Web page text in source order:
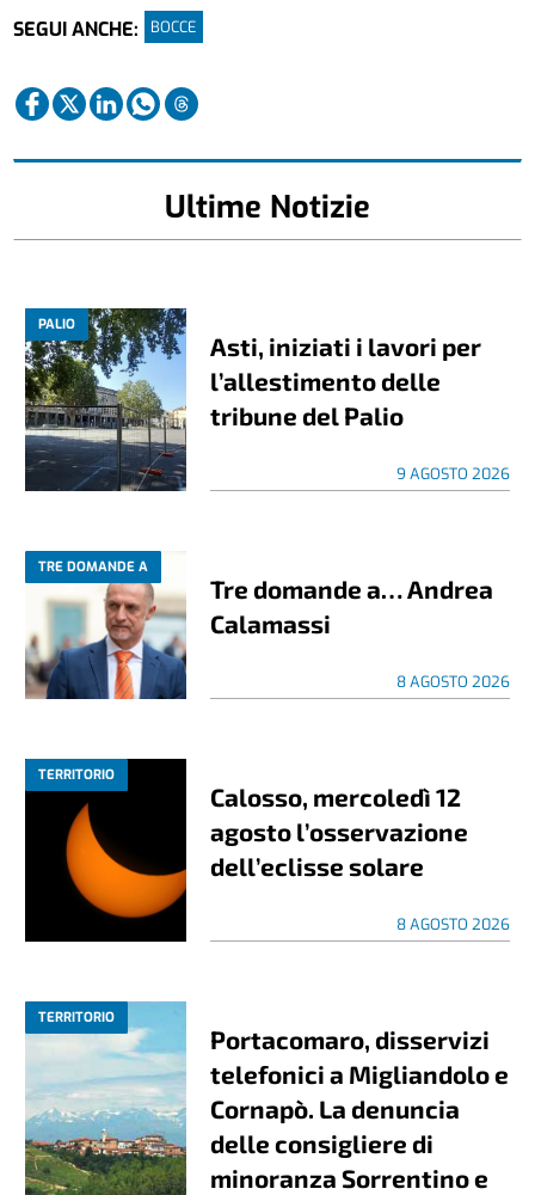
SEGUI ANCHE:
BOCCE
Ultime Notizie
PALIO
Asti, iniziati i lavori per
l’allestimento delle
tribune del Palio
9 AGOSTO 2026
TRE DOMANDE A
Tre domande a… Andrea
Calamassi
8 AGOSTO 2026
TERRITORIO
Calosso, mercoledì 12
agosto l’osservazione
dell’eclisse solare
8 AGOSTO 2026
TERRITORIO
Portacomaro, disservizi
telefonici a Migliandolo e
Cornapò. La denuncia
delle consigliere di
minoranza Sorrentino e